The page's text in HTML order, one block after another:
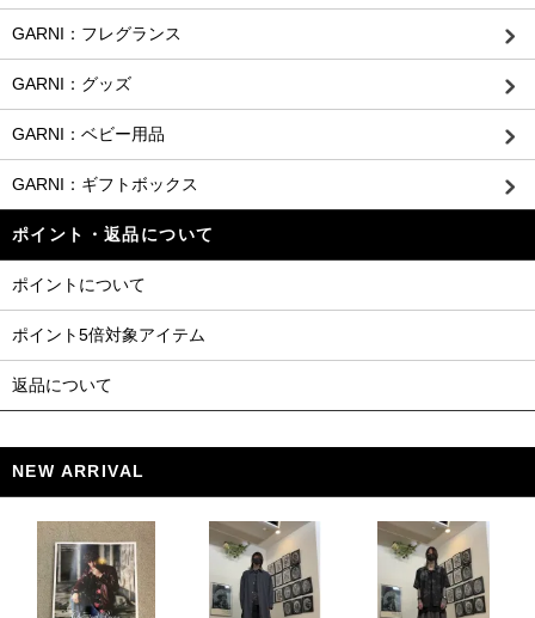
GARNI：フレグランス
GARNI：グッズ
GARNI：ベビー用品
GARNI：ギフトボックス
ポイント・返品について
ポイントについて
ポイント5倍対象アイテム
返品について
NEW ARRIVAL